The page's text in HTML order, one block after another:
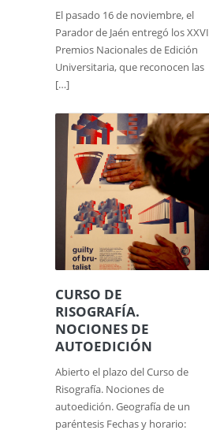
El pasado 16 de noviembre, el
Parador de Jaén entregó los XXVI
Premios Nacionales de Edición
Universitaria, que reconocen las
[…]
CURSO DE
RISOGRAFÍA.
NOCIONES DE
AUTOEDICIÓN
Abierto el plazo del Curso de
Risografía. Nociones de
autoedición. Geografía de un
paréntesis Fechas y horario: